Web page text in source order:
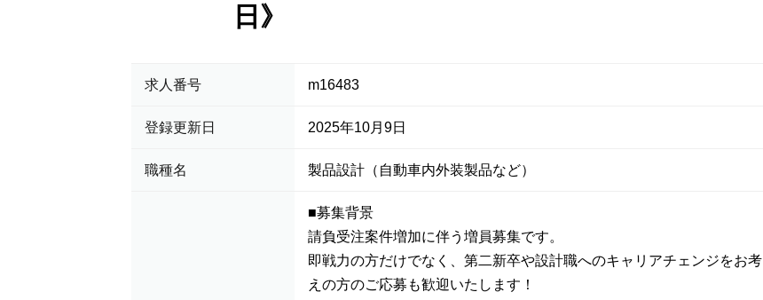
日》
求人番号 m16483
登録更新日 2025年10月9日
職種名 製品設計（自動車内外装製品など）
■募集背景
請負受注案件増加に伴う増員募集です。
即戦力の方だけでなく、第二新卒や設計職へのキャリアチェンジをお考
えの方のご応募も歓迎いたします！